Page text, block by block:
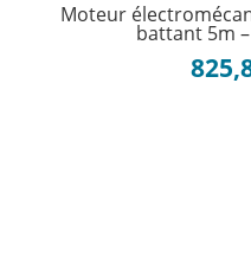
Moteur
battant 5m –